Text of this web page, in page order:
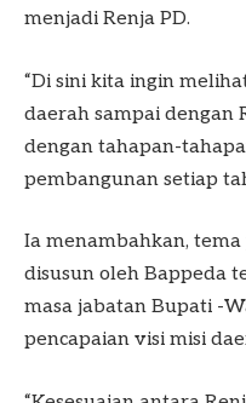
menjadi Renja PD.
“Di sini kita ingin
daerah sampai dengan
dengan tahapan-
pembangunan setiap
Ia menambahkan,
disusun oleh Bappeda
masa jabatan Bupati -
pencapaian visi misi